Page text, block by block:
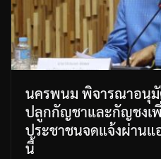
นครพนม พิจารณาอนุ
ปลูกกัญชาและกัญชงเ
ประชาชนจดแจ้งผ่าน
นี้